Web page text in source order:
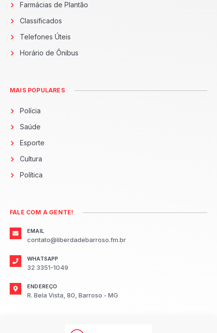
Farmácias de Plantão
Classificados
Telefones Úteis
Horário de Ônibus
MAIS POPULARES
Polícia
Saúde
Esporte
Cultura
Política
FALE COM A GENTE!
EMAIL
contato@liberdadebarroso.fm.br
WHATSAPP
32 3351-1049
ENDEREÇO
R. Bela Vista, 80, Barroso - MG